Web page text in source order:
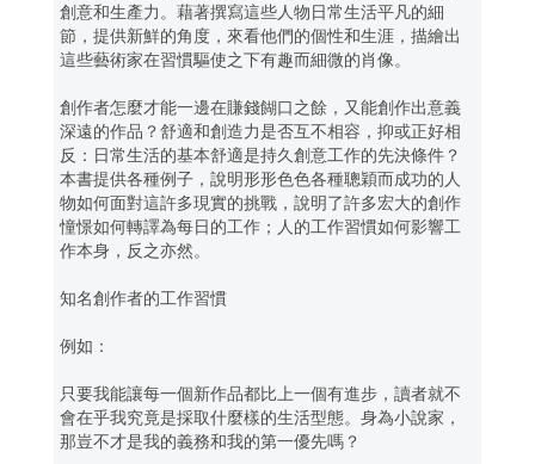
創意和生產力。藉著撰寫這些人物日常生活平凡的細
節，提供新鮮的角度，來看他們的個性和生涯，描繪出
這些藝術家在習慣驅使之下有趣而細微的肖像。
創作者怎麼才能一邊在賺錢餬口之餘，又能創作出意義
深遠的作品？舒適和創造力是否互不相容，抑或正好相
反：日常生活的基本舒適是持久創意工作的先決條件？
本書提供各種例子，說明形形色色各種聰穎而成功的人
物如何面對這許多現實的挑戰，說明了許多宏大的創作
憧憬如何轉譯為每日的工作；人的工作習慣如何影響工
作本身，反之亦然。
知名創作者的工作習慣
例如：
只要我能讓每一個新作品都比上一個有進步，讀者就不
會在乎我究竟是採取什麼樣的生活型態。身為小說家，
那豈不才是我的義務和我的第一優先嗎？